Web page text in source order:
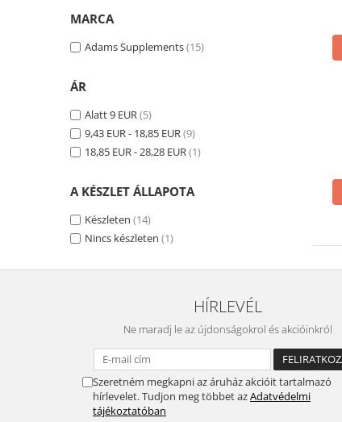
Vérszegénység
MARCA
Adams Supplements(15)
ÁR
Alatt 9 EUR(5)
9,43 EUR - 18,85 EUR(9)
18,85 EUR - 28,28 EUR(1)
A KÉSZLET ÁLLAPOTA
Készleten (14)
Nincs készleten (1)
HÍRLEVÉL
Ne maradj le az újdonságokrol és akcióinkról
Szeretném megkapni az áruház akcióit tartalmazó
hírlevelet. Tudjon meg többet azAdatvédelmi
tájékoztatóban